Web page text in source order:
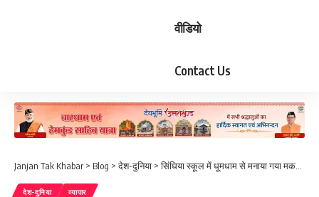
वीडियो
Contact Us
Janjan Tak Khabar > Blog >देश-दुनिया >सिंधिया स्कूल में धूमधाम से मनाया गया मकर संक्रांति का पर्व
देश-दुनिया व्यापार